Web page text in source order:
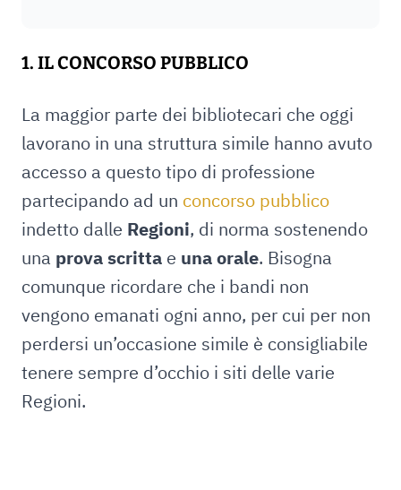
1. IL CONCORSO PUBBLICO
La maggior parte dei bibliotecari che oggi
lavorano in una struttura simile hanno avuto
accesso a questo tipo di professione
partecipando ad un concorso pubblico
indetto dalle Regioni, di norma sostenendo
una prova scritta e una orale. Bisogna
comunque ricordare che i bandi non
vengono emanati ogni anno, per cui per non
perdersi un’occasione simile è consigliabile
tenere sempre d’occhio i siti delle varie
Regioni.